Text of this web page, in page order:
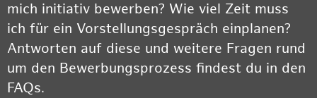
mich initiativ bewerben? Wie viel Zeit muss
ich für ein Vorstellungsgespräch einplanen?
Antworten auf diese und weitere Fragen rund
um den Bewerbungsprozess findest du in den
FAQs.